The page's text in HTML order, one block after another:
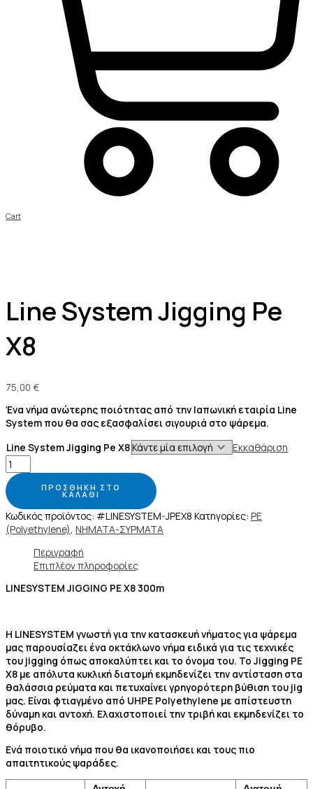
Cart
Line System Jigging Pe
X8
75,00 €
Ένα νήμα ανώτερης ποιότητας από την Ιαπωνική εταιρία Line
System που θα σας εξασφαλίσει σιγουριά στο ψάρεμα.
Line System Jigging Pe X8
Εκκαθάριση
ΠΡΟΣΘΉΚΗ ΣΤΟ
ΚΑΛΆΘΙ
Κωδικός προϊόντος: #LINESYSTEM-JPEX8 Κατηγορίες: PE
(Polyethylene), ΝΗΜΑΤΑ-ΣΥΡΜΑΤΑ
Περιγραφή
Επιπλέον πληροφορίες
LINESYSTEM JIGGING PE X8 300m
Η LINESYSTEM γνωστή για την κατασκευή νήματος για ψάρεμα
μας παρουσίαζει ένα οκτάκλωνο νήμα ειδικά για τις τεχνικές
του jigging όπως αποκαλύπτει και το όνομα του. Το Jigging PE
X8 με απόλυτα κυκλική διατομή εκμηδενίζει την αντίσταση στα
θαλάσσια ρεύματα και πετυχαίνει γρηγορότερη βύθιση του jig
μας. Είναι φτιαγμένο από UHPE Polyethylene με απίστευστη
δύναμη και αντοχή. Ελαχιστοποιεί την τριβή και εκμηδενίζει το
θόρυβο.
Ενά ποιοτικό νήμα που θα ικανοποιήσει και τους πιο
απαιτητικούς ψαράδες.